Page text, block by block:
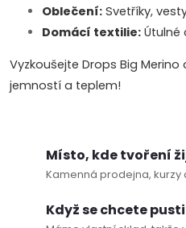
Oblečení: Svetříky,
Domácí textilie: Útulné
Vyzkoušejte Drops Big
jemností a teplem!
Místo, kde tvoření
Kamenná prodejna, kurzy
Když se chcete